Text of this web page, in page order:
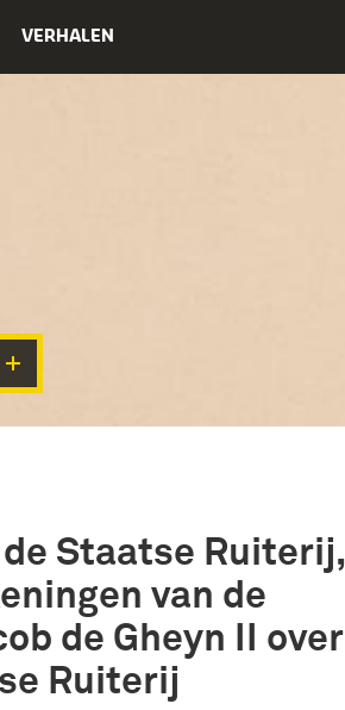
VERHALEN
Staatse Ruiterij,
van de
de Gheyn II over
Ruiterij